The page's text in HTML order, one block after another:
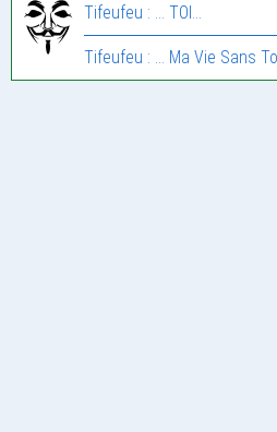
Tifeufeu : … TOI…
Tifeufeu : … Ma Vie Sans